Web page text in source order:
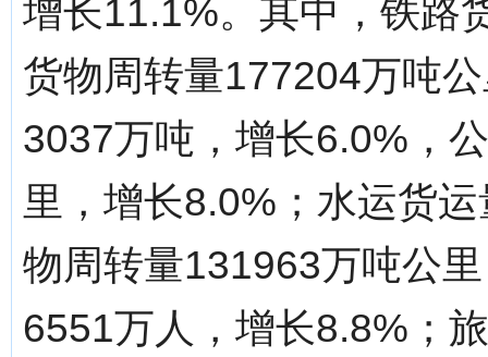
增长11.1%。其中，铁路
货物周转量177204万吨
3037万吨，增长6.0%，
里，增长8.0%；水运货
物周转量131963万吨公
6551万人，增长8.8%；